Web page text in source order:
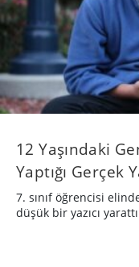
12 Yaşındaki
Yaptığı Gerçek
7. sınıf öğrencisi
düşük bir yazıcı